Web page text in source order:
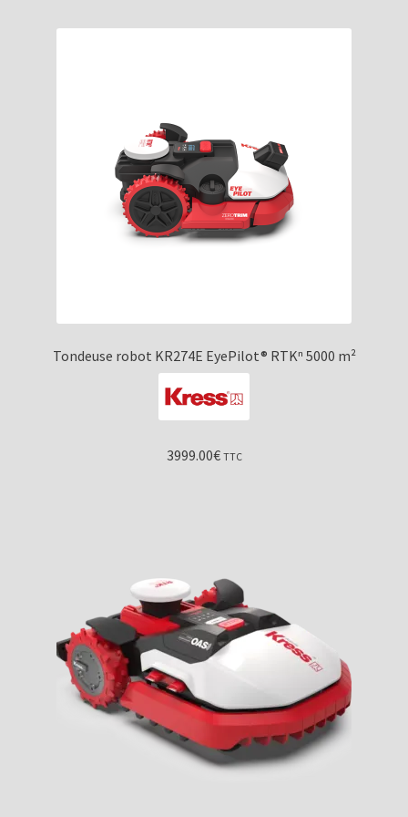
Tondeuse robot KR274E EyePilot® RTKⁿ 5000 m²
3999.00€ TTC